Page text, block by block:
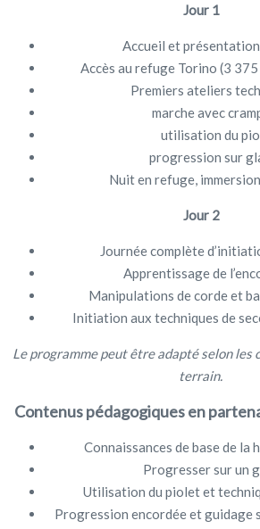
Jour 1
Accueil et
Accès au refuge Torino (3 375
Premiers ateliers
marche avec
utilisation du
progression sur
Nuit en refuge,
Jour 2
Journée complète
Apprentissage de
Manipulations de corde et
Initiation aux techniques de
Le programme peut être adapté selon les
terrain.
Contenus pédagogiques en
Connaissances de base de la
Progresser sur un
Utilisation du piolet et
Progression encordée et guidage